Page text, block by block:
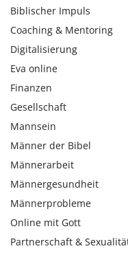
Biblischer Impuls
Coaching & Mentoring
Digitalisierung
Eva online
Finanzen
Gesellschaft
Mannsein
Männer der Bibel
Männerarbeit
Männergesundheit
Männerprobleme
Online mit Gott
Partnerschaft &